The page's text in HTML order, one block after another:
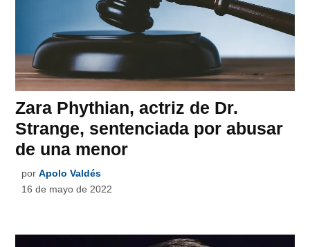
Zara Phythian, actriz de Dr.
Strange, sentenciada por abusar
de una menor
por Apolo Valdés
16 de mayo de 2022